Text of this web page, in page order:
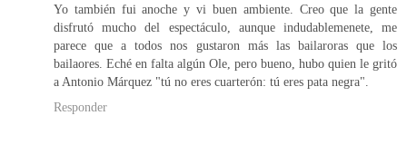
Yo también fui anoche y vi buen ambiente. Creo que la gente
disfrutó mucho del espectáculo, aunque indudablemenete, me
parece que a todos nos gustaron más las bailaroras que los
bailaores. Eché en falta algún Ole, pero bueno, hubo quien le gritó
a Antonio Márquez "tú no eres cuarterón: tú eres pata negra".
Responder